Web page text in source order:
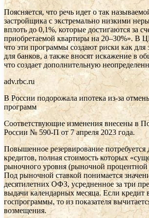
Поясняется, что речь идет о так
застройщика с экстремально низкими
вплоть до 0,1%, которые достигаются за
приобретаемой квартиры на 20–30%». В
что эти программы создают риски как для
для банков, а также вносят искажение в
что создает дополнительную
adv.rbc.ru
В России подорожала ипотека из-за
программ
Соответствующие изменения внесены в
России № 590-П от 7 апреля 2023 года.
Повышенное резервирование потребуется
кредитов, полная стоимость которых
рыночного уровня (рыночной
Под рыночной ставкой понимается
десятилетних ОФЗ, усредненное за три
выдачи календарных месяца. Если кредит
госпрограммы, то из показателя
возмещения.